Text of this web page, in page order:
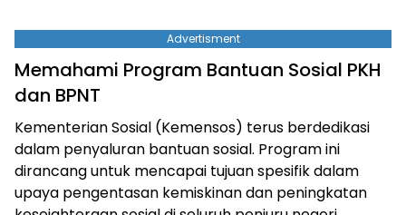
Advertisment
Memahami Program Bantuan Sosial PKH
dan BPNT
Kementerian Sosial (Kemensos) terus berdedikasi
dalam penyaluran bantuan sosial. Program ini
dirancang untuk mencapai tujuan spesifik dalam
upaya pengentasan kemiskinan dan peningkatan